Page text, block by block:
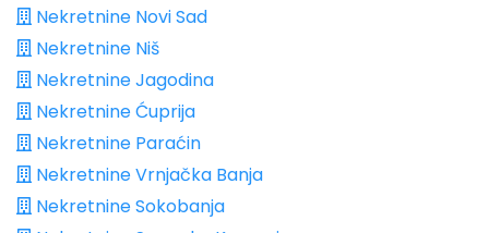
Nekretnine Novi Sad
Nekretnine Niš
Nekretnine Jagodina
Nekretnine Ćuprija
Nekretnine Paraćin
Nekretnine Vrnjačka Banja
Nekretnine Sokobanja